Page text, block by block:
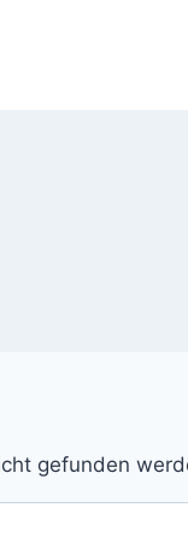
gefunden